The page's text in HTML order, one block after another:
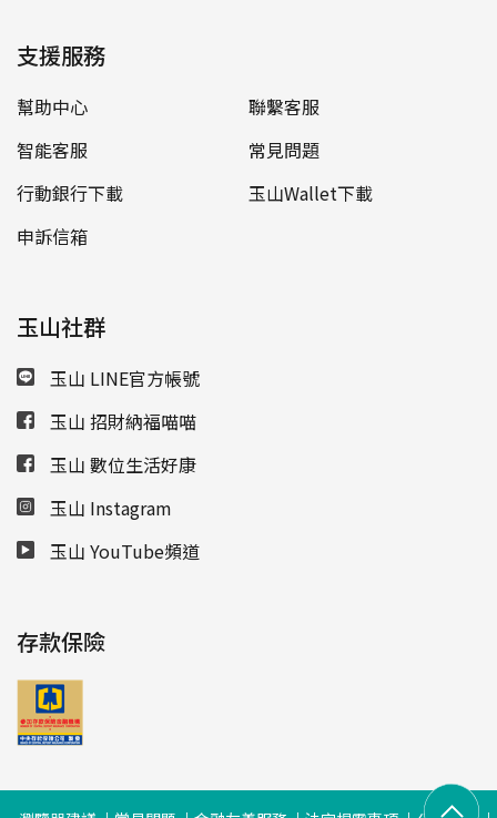
支援服務
幫助中心
聯繫客服
智能客服
常見問題
行動銀行下載
玉山Wallet下載
申訴信箱
玉山社群
玉山 LINE官方帳號
玉山 招財納福喵喵
玉山 數位生活好康
玉山 Instagram
玉山 YouTube頻道
存款保險